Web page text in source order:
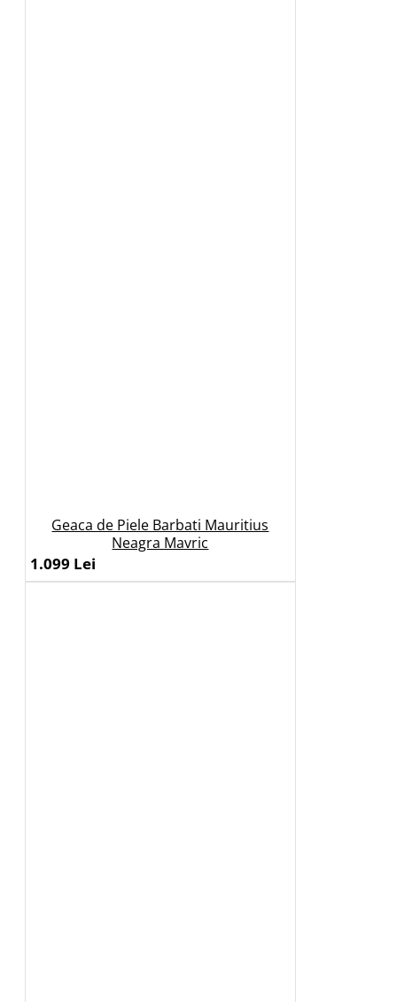
Geaca de Piele Barbati Mauritius
Neagra Mavric
1.099 Lei